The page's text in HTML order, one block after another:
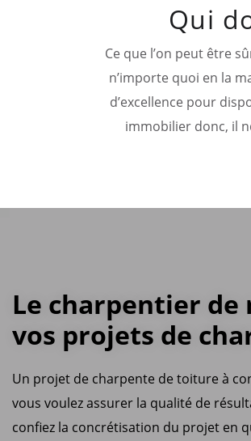
Qui
Ce que l’on peut être
n’importe quoi en la
d’excellence pour
immobilier donc, il
Le charpentier de
vos projets de
Un projet de charpente de toiture à
vous voulez assurer la qualité de
confiez la concrétisation du projet en